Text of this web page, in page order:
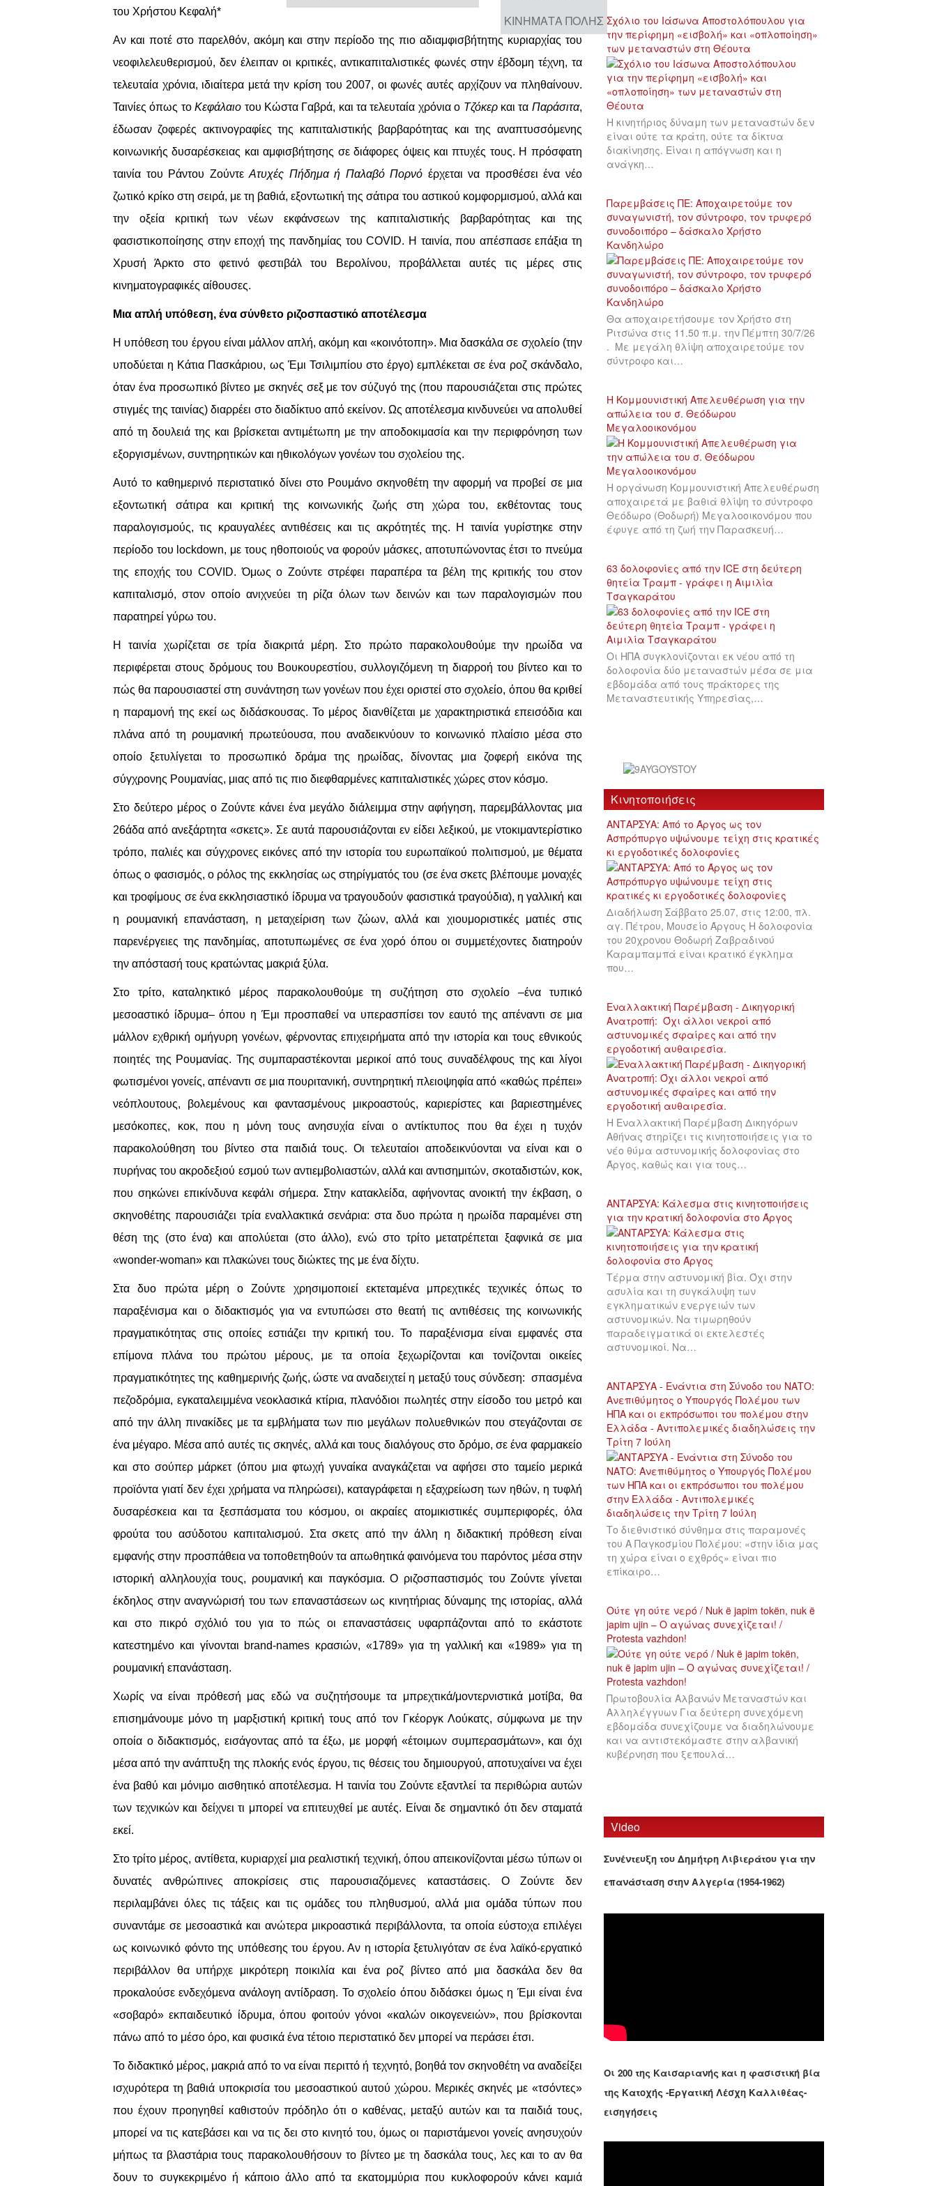
ΚΙΝΉΜΑΤΑ ΠΌΛΗΣ
του Χρήστου Κεφαλή*
Αν και ποτέ στο παρελθόν, ακόμη και στην περίοδο της πιο αδιαμφισβήτητης κυριαρχίας του
νεοφιλελευθερισμού, δεν έλειπαν οι κριτικές, αντικαπιταλιστικές φωνές στην έβδομη τέχνη, τα
τελευταία χρόνια, ιδιαίτερα μετά την κρίση του 2007, οι φωνές αυτές αρχίζουν να πληθαίνουν.
Ταινίες όπως τοΚεφάλαιο του Κώστα Γαβρά, και τα τελευταία χρόνια ο Τζόκερκαι τα Παράσιτα,
έδωσαν ζοφερές ακτινογραφίες της καπιταλιστικής βαρβαρότητας και της αναπτυσσόμενης
κοινωνικής δυσαρέσκειας και αμφισβήτησης σε διάφορες όψεις και πτυχές τους. Η πρόσφατη
ταινία του Ράντου ΖούντεΑτυχές Πήδημα ή Παλαβό Πορνό έρχεται να προσθέσει ένα νέο
ζωτικό κρίκο στη σειρά, με τη βαθιά, εξοντωτική της σάτιρα του αστικού κομφορμισμού, αλλά και
την οξεία κριτική των νέων εκφάνσεων της καπιταλιστικής βαρβαρότητας και της
φασιστικοποίησης στην εποχή της πανδημίας του COVID. Η ταινία, που απέσπασε επάξια τη
Χρυσή Άρκτο στο φετινό φεστιβάλ του Βερολίνου, προβάλλεται αυτές τις μέρες στις
κινηματογραφικές αίθουσες.
Μια απλή υπόθεση, ένα σύνθετο ριζοσπαστικό αποτέλεσμα
Η υπόθεση του έργου είναι μάλλον απλή, ακόμη και «κοινότοπη». Μια δασκάλα σε σχολείο (την
υποδύεται η Κάτια Πασκάριου, ως Έμι Τσιλιμπίου στο έργο) εμπλέκεται σε ένα ροζ σκάνδαλο,
όταν ένα προσωπικό βίντεο με σκηνές σεξ με τον σύζυγό της (που παρουσιάζεται στις πρώτες
στιγμές της ταινίας) διαρρέει στο διαδίκτυο από εκείνον. Ως αποτέλεσμα κινδυνεύει να απολυθεί
από τη δουλειά της και βρίσκεται αντιμέτωπη με την αποδοκιμασία και την περιφρόνηση των
εξοργισμένων, συντηρητικών και ηθικολόγων γονέων του σχολείου της.
Αυτό το καθημερινό περιστατικό δίνει στο Ρουμάνο σκηνοθέτη την αφορμή να προβεί σε μια
εξοντωτική σάτιρα και κριτική της κοινωνικής ζωής στη χώρα του, εκθέτοντας τους
παραλογισμούς, τις κραυγαλέες αντιθέσεις και τις ακρότητές της. Η ταινία γυρίστηκε στην
περίοδο του lockdown, με τους ηθοποιούς να φορούν μάσκες, αποτυπώνοντας έτσι το πνεύμα
της εποχής του COVID. Όμως ο Ζούντε στρέφει παραπέρα τα βέλη της κριτικής του στον
καπιταλισμό, στον οποίο ανιχνεύει τη ρίζα όλων των δεινών και των παραλογισμών που
παρατηρεί γύρω του.
Η ταινία χωρίζεται σε τρία διακριτά μέρη. Στο πρώτο παρακολουθούμε την ηρωίδα να
περιφέρεται στους δρόμους του Βουκουρεστίου, συλλογιζόμενη τη διαρροή του βίντεο και το
πώς θα παρουσιαστεί στη συνάντηση των γονέων που έχει οριστεί στο σχολείο, όπου θα κριθεί
η παραμονή της εκεί ως διδάσκουσας. Το μέρος διανθίζεται με χαρακτηριστικά επεισόδια και
πλάνα από τη ρουμανική πρωτεύουσα, που αναδεικνύουν το κοινωνικό πλαίσιο μέσα στο
οποίο ξετυλίγεται το προσωπικό δράμα της ηρωίδας, δίνοντας μια ζοφερή εικόνα της
σύγχρονης Ρουμανίας, μιας από τις πιο διεφθαρμένες καπιταλιστικές χώρες στον κόσμο.
Στο δεύτερο μέρος ο Ζούντε κάνει ένα μεγάλο διάλειμμα στην αφήγηση, παρεμβάλλοντας μια
26άδα από ανεξάρτητα «σκετς». Σε αυτά παρουσιάζονται εν είδει λεξικού, με ντοκιμαντερίστικο
τρόπο, παλιές και σύγχρονες εικόνες από την ιστορία του ευρωπαϊκού πολιτισμού, με θέματα
όπως ο φασισμός, ο ρόλος της εκκλησίας ως στηρίγματός του (σε ένα σκετς βλέπουμε μοναχές
και τροφίμους σε ένα εκκλησιαστικό ίδρυμα να τραγουδούν φασιστικά τραγούδια), η γαλλική και
η ρουμανική επανάσταση, η μεταχείριση των ζώων, αλλά και χιουμοριστικές ματιές στις
παρενέργειες της πανδημίας, αποτυπωμένες σε ένα χορό όπου οι συμμετέχοντες διατηρούν
την απόστασή τους κρατώντας μακριά ξύλα.
Στο τρίτο, καταληκτικό μέρος παρακολουθούμε τη συζήτηση στο σχολείο –ένα τυπικό
μεσοαστικό ίδρυμα– όπου η Έμι προσπαθεί να υπερασπίσει τον εαυτό της απέναντι σε μια
μάλλον εχθρική ομήγυρη γονέων, φέρνοντας επιχειρήματα από την ιστορία και τους εθνικούς
ποιητές της Ρουμανίας. Της συμπαραστέκονται μερικοί από τους συναδέλφους της και λίγοι
φωτισμένοι γονείς, απέναντι σε μια πουριτανική, συντηρητική πλειοψηφία από «καθώς πρέπει»
νεόπλουτους, βολεμένους και φαντασμένους μικροαστούς, καριερίστες και βαριεστημένες
μεσόκοπες, κοκ, που η μόνη τους ανησυχία είναι ο αντίκτυπος που θα έχει η τυχόν
παρακολούθηση του βίντεο στα παιδιά τους. Οι τελευταίοι αποδεικνύονται να είναι και ο
πυρήνας του ακροδεξιού εσμού των αντιεμβολιαστών, αλλά και αντισημιτών, σκοταδιστών, κοκ,
που σηκώνει επικίνδυνα κεφάλι σήμερα. Στην κατακλείδα, αφήνοντας ανοικτή την έκβαση, ο
σκηνοθέτης παρουσιάζει τρία εναλλακτικά σενάρια: στα δυο πρώτα η ηρωίδα παραμένει στη
θέση της (στο ένα) και απολύεται (στο άλλο), ενώ στο τρίτο μετατρέπεται ξαφνικά σε μια
«wonder-woman» και πλακώνει τους διώκτες της με ένα δίχτυ.
Στα δυο πρώτα μέρη ο Ζούντε χρησιμοποιεί εκτεταμένα μπρεχτικές τεχνικές όπως το
παραξένισμα και ο διδακτισμός για να εντυπώσει στο θεατή τις αντιθέσεις της κοινωνικής
πραγματικότητας στις οποίες εστιάζει την κριτική του. Το παραξένισμα είναι εμφανές στα
επίμονα πλάνα του πρώτου μέρους, με τα οποία ξεχωρίζονται και τονίζονται οικείες
πραγματικότητες της καθημερινής ζωής, ώστε να αναδειχτεί η μεταξύ τους σύνδεση: σπασμένα
πεζοδρόμια, εγκαταλειμμένα νεοκλασικά κτίρια, πλανόδιοι πωλητές στην είσοδο του μετρό και
από την άλλη πινακίδες με τα εμβλήματα των πιο μεγάλων πολυεθνικών που στεγάζονται σε
ένα μέγαρο. Μέσα από αυτές τις σκηνές, αλλά και τους διαλόγους στο δρόμο, σε ένα φαρμακείο
και στο σούπερ μάρκετ (όπου μια φτωχή γυναίκα αναγκάζεται να αφήσει στο ταμείο μερικά
προϊόντα γιατί δεν έχει χρήματα να πληρώσει), καταγράφεται η εξαχρείωση των ηθών, η τυφλή
δυσαρέσκεια και τα ξεσπάσματα του κόσμου, οι ακραίες ατομικιστικές συμπεριφορές, όλα
φρούτα του ασύδοτου καπιταλισμού. Στα σκετς από την άλλη η διδακτική πρόθεση είναι
εμφανής στην προσπάθεια να τοποθετηθούν τα απωθητικά φαινόμενα του παρόντος μέσα στην
ιστορική αλληλουχία τους, ρουμανική και παγκόσμια. Ο ριζοσπαστισμός του Ζούντε γίνεται
έκδηλος στην αναγνώρισή του των επαναστάσεων ως κινητήριας δύναμης της ιστορίας, αλλά
και στο πικρό σχόλιό του για το πώς οι επαναστάσεις υφαρπάζονται από το εκάστοτε
κατεστημένο και γίνονται brand-names κρασιών, «1789» για τη γαλλική και «1989» για τη
ρουμανική επανάσταση.
Χωρίς να είναι πρόθεσή μας εδώ να συζητήσουμε τα μπρεχτικά/μοντερνιστικά μοτίβα, θα
επισημάνουμε μόνο τη μαρξιστική κριτική τους από τον Γκέοργκ Λούκατς, σύμφωνα με την
οποία ο διδακτισμός, εισάγοντας από τα έξω, με μορφή «έτοιμων συμπερασμάτων», και όχι
μέσα από την ανάπτυξη της πλοκής ενός έργου, τις θέσεις του δημιουργού, αποτυχαίνει να έχει
ένα βαθύ και μόνιμο αισθητικό αποτέλεσμα. Η ταινία του Ζούντε εξαντλεί τα περιθώρια αυτών
των τεχνικών και δείχνει τι μπορεί να επιτευχθεί με αυτές. Είναι δε σημαντικό ότι δεν σταματά
εκεί.
Στο τρίτο μέρος, αντίθετα, κυριαρχεί μια ρεαλιστική τεχνική, όπου απεικονίζονται μέσω τύπων οι
δυνατές ανθρώπινες αποκρίσεις στις παρουσιαζόμενες καταστάσεις. Ο Ζούντε δεν
περιλαμβάνει όλες τις τάξεις και τις ομάδες του πληθυσμού, αλλά μια ομάδα τύπων που
συναντάμε σε μεσοαστικά και ανώτερα μικροαστικά περιβάλλοντα, τα οποία εύστοχα επιλέγει
ως κοινωνικό φόντο της υπόθεσης του έργου. Αν η ιστορία ξετυλιγόταν σε ένα λαϊκό-εργατικό
περιβάλλον θα υπήρχε μικρότερη ποικιλία και ένα ροζ βίντεο από μια δασκάλα δεν θα
προκαλούσε ενδεχόμενα ανάλογη αντίδραση. Το σχολείο όπου διδάσκει όμως η Έμι είναι ένα
«σοβαρό» εκπαιδευτικό ίδρυμα, όπου φοιτούν γόνοι «καλών οικογενειών», που βρίσκονται
πάνω από το μέσο όρο, και φυσικά ένα τέτοιο περιστατικό δεν μπορεί να περάσει έτσι.
Το διδακτικό μέρος, μακριά από το να είναι περιττό ή τεχνητό, βοηθά τον σκηνοθέτη να αναδείξει
ισχυρότερα τη βαθιά υποκρισία του μεσοαστικού αυτού χώρου. Μερικές σκηνές με «τσόντες»
που έχουν προηγηθεί καθιστούν πρόδηλο ότι ο καθένας, μεταξύ αυτών και τα παιδιά τους,
μπορεί να τις κατεβάσει και να τις δει στο κινητό του, όμως οι παριστάμενοι γονείς ανησυχούν
μήπως τα βλαστάρια τους παρακολουθήσουν το βίντεο με τη δασκάλα τους, λες και το αν θα
δουν το συγκεκριμένο ή κάποιο άλλο από τα εκατομμύρια που κυκλοφορούν κάνει καμιά
Σχόλιο του Ιάσωνα Αποστολόπουλου για
την περίφημη «εισβολή» και «οπλοποίηση»
των μεταναστών στη Θέουτα
Η κινητήριος δύναμη των μεταναστών δεν
είναι ούτε τα κράτη, ούτε τα δίκτυα
διακίνησης. Είναι η απόγνωση και η
ανάγκη…
Παρεμβάσεις ΠΕ: Αποχαιρετούμε τον
συναγωνιστή, τον σύντροφο, τον τρυφερό
συνοδοιπόρο – δάσκαλο Χρήστο
Κανδηλώρο
Θα αποχαιρετήσουμε τον Χρήστο στη
Ριτσώνα στις 11.50 π.μ. την Πέμπτη 30/7/26
. Με μεγάλη θλίψη αποχαιρετούμε τον
σύντροφο και…
Η Κομμουνιστική Απελευθέρωση για την
απώλεια του σ. Θεόδωρου
Μεγαλοοικονόμου
Η οργάνωση Κομμουνιστική Απελευθέρωση
αποχαιρετά με βαθιά θλίψη το σύντροφο
Θεόδωρο (Θοδωρή) Μεγαλοοικονόμου που
έφυγε από τη ζωή την Παρασκευή…
63 δολοφονίες από την ICE στη δεύτερη
θητεία Τραμπ - γράφει η Αιμιλία
Τσαγκαράτου
Οι ΗΠΑ συγκλονίζονται εκ νέου από τη
δολοφονία δύο μεταναστών μέσα σε μια
εβδομάδα από τους πράκτορες της
Μεταναστευτικής Υπηρεσίας,…
Κινητοποιήσεις
ΑΝΤΑΡΣΥΑ: Από το Άργος ως τον
Ασπρόπυργο υψώνουμε τείχη στις κρατικές
κι εργοδοτικές δολοφονίες
Διαδήλωση Σάββατο 25.07, στις 12:00, πλ.
αγ. Πέτρου, Μουσείο Άργους Η δολοφονία
του 20χρονου Θοδωρή Ζαβραδινού
Καραμπαμπά είναι κρατικό έγκλημα
που…
Εναλλακτική Παρέμβαση - Δικηγορική
Ανατροπή: Όχι άλλοι νεκροί από
αστυνομικές σφαίρες και από την
εργοδοτική αυθαιρεσία.
Η Εναλλακτική Παρέμβαση Δικηγόρων
Αθήνας στηρίζει τις κινητοποιήσεις για το
νέο θύμα αστυνομικής δολοφονίας στο
Άργος, καθώς και για τους…
ΑΝΤΑΡΣΥΑ: Κάλεσμα στις κινητοποιήσεις
για την κρατική δολοφονία στο Άργος
Τέρμα στην αστυνομική βία. Όχι στην
ασυλία και τη συγκάλυψη των
εγκληματικών ενεργειών των
αστυνομικών. Να τιμωρηθούν
παραδειγματικά οι εκτελεστές
αστυνομικοί. Να…
ΑΝΤΑΡΣΥΑ - Ενάντια στη Σύνοδο του ΝΑΤΟ:
Ανεπιθύμητος ο Υπουργός Πολέμου των
ΗΠΑ και οι εκπρόσωποι του πολέμου στην
Ελλάδα - Αντιπολεμικές διαδηλώσεις την
Τρίτη 7 Ιούλη
Το διεθνιστικό σύνθημα στις παραμονές
του Α Παγκοσμίου Πολέμου: «στην ίδια μας
τη χώρα είναι ο εχθρός» είναι πιο
επίκαιρο…
Ούτε γη ούτε νερό / Nuk ë japim tokën, nuk ë
japim ujin – Ο αγώνας συνεχίζεται! /
Protesta vazhdon!
Πρωτοβουλία Αλβανών Μεταναστών και
Αλληλέγγυων Για δεύτερη συνεχόμενη
εβδομάδα συνεχίζουμε να διαδηλώνουμε
και να αντιστεκόμαστε στην αλβανική
κυβέρνηση που ξεπουλά…
Video
Συνέντευξη του Δημήτρη Λιβιεράτου για την
επανάσταση στην Αλγερία (1954-1962)
Οι 200 της Καισαριανής και η φασιστική βία
της Κατοχής -Εργατική Λέσχη Καλλιθέας-
εισηγήσεις